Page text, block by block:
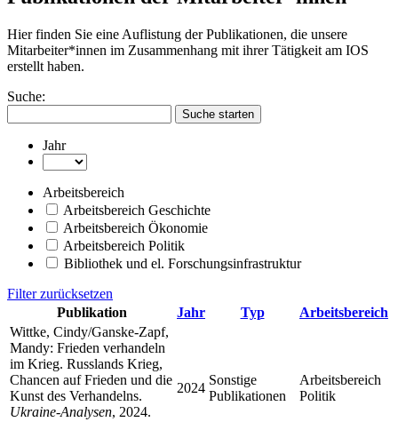
Hier finden Sie eine Auflistung der Publikationen, die unsere
Mitarbeiter*innen im Zusammenhang mit ihrer Tätigkeit am IOS
erstellt haben.
Suche:
Suche starten
Jahr
Arbeitsbereich
Arbeitsbereich Geschichte
Arbeitsbereich Ökonomie
Arbeitsbereich Politik
Bibliothek und el. Forschungsinfrastruktur
Filter zurücksetzen
Publikation
Jahr Typ
Arbeitsbereich
Wittke, Cindy/Ganske-Zapf,
Mandy: Frieden verhandeln
im Krieg. Russlands Krieg,
Chancen auf Frieden und die
Kunst des Verhandelns.
Ukraine-Analysen, 2024.
2024
Sonstige
Publikationen
Arbeitsbereich
Politik